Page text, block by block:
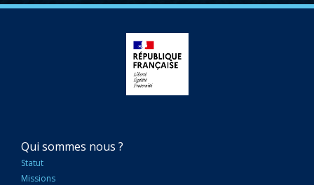
NAVIGATION
PRINCIPALE
Qui sommes nous ?
Statut
Missions